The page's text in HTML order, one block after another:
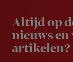
Altijd op
nieuws
artikelen?